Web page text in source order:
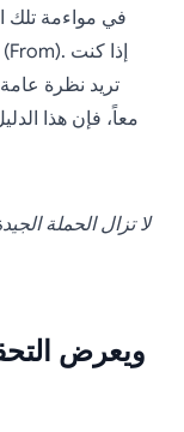
تريد نظرة
معاً، فإن هذا
لا تزال الحملة